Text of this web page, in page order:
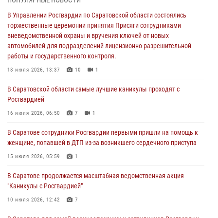
В Саратовской области самые лучшие каникулы проходят с
Росгвардией
16 июля 2026, 06:50 7 1
В Саратове сотрудники Росгвардии первыми пришли на помощь к
женщине, попавшей в ДТП из-за возникшего сердечного приступа
В Саратове продолжается масштабная ведомственная акция
"Каникулы с Росгвардией"
В Саратовской области при содействии спецназа Росгвардии
задержан подозреваемый в незаконном обороте наркотиков
В Саратове для семей военнослужащих и сотрудников Росгвардии
состоялся большой семейный праздник
В Управлении Росгвардии по Саратовской области состоялись
торжественные церемонии принятия Присяги сотрудниками
вневедомственной охраны и вручения ключей от новых
автомобилей для подразделений лицензионно-разрешительной
работы и государственного контроля.
18 июля 2026, 13:37 10 1
В Саратовской области самые лучшие каникулы проходят с
Росгвардией
16 июля 2026, 06:50 7 1
В Саратове сотрудники Росгвардии первыми пришли на помощь к
женщине, попавшей в ДТП из-за возникшего сердечного приступа
15 июля 2026, 05:59 1
В Саратове продолжается масштабная ведомственная акция
"Каникулы с Росгвардией"
10 июля 2026, 12:42 7